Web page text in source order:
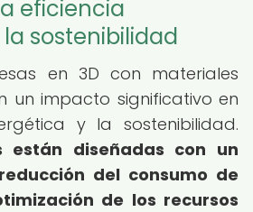
eficiencia
sostenibilidad
en 3D con materiales
un impacto significativo en
y la sostenibilidad.
están diseñadas con un
del consumo de
de los recursos